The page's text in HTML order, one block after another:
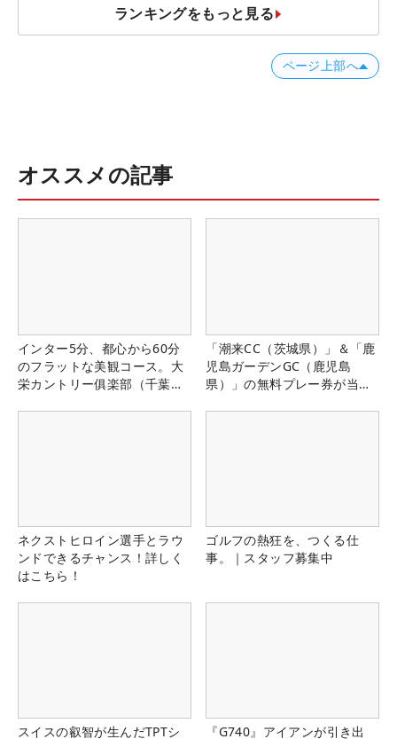
ランキングをもっと見る
ページ上部へ
オススメの記事
インター5分、都心から60分
のフラットな美観コース。大
栄カントリー俱楽部（千葉
「潮来CC（茨城県）」＆「鹿
児島ガーデンGC（鹿児島
県）」の無料プレー券が当た
ネクストヒロイン選手とラウ
ンドできるチャンス！詳しく
はこちら！
ゴルフの熱狂を、つくる仕
事。｜スタッフ募集中
スイスの叡智が生んだTPTシ
『G740』アイアンが引き出